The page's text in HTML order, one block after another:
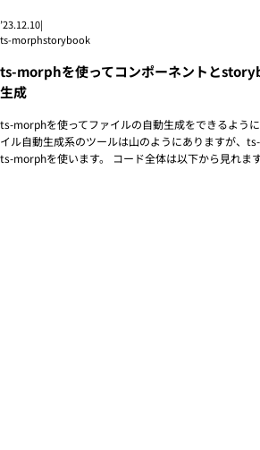
’23.12.10|
ts-morphstorybook
ts-morphを使ってコンポーネントと
生成
ts-morphを使ってファイルの自動生成をできるよう
イル自動生成系のツールは山のようにありますが、
ts-morphを使います。 コード全体は以下から見れま